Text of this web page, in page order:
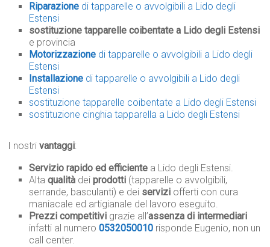
Riparazione di tapparelle o avvolgibili a Lido degli
Estensi
sostituzione tapparelle coibentate a Lido degli Estensi
e provincia
Motorizzazione di tapparelle o avvolgibili a Lido degli
Estensi
Installazione di tapparelle o avvolgibili a Lido degli
Estensi
sostituzione tapparelle coibentate a Lido degli Estensi
sostituzione cinghia tapparella a Lido degli Estensi
I nostrivantaggi:
Servizio rapido ed efficiente a Lido degli Estensi.
Altaqualità deiprodotti (tapparelle o avvolgibili,
serrande, basculanti) e dei servizi offerti con cura
maniacale ed artigianale del lavoro eseguito.
Prezzi competitivi grazie all’assenza di intermediari
infatti al numero0532050010 risponde Eugenio, non un
call center.